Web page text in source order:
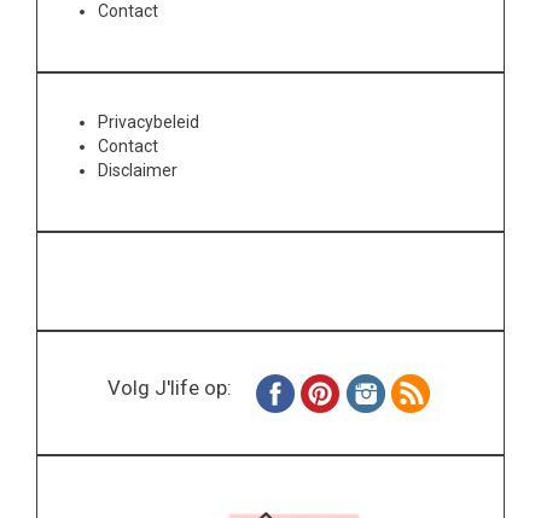
Contact
Privacybeleid
Contact
Disclaimer
Volg J'life op: